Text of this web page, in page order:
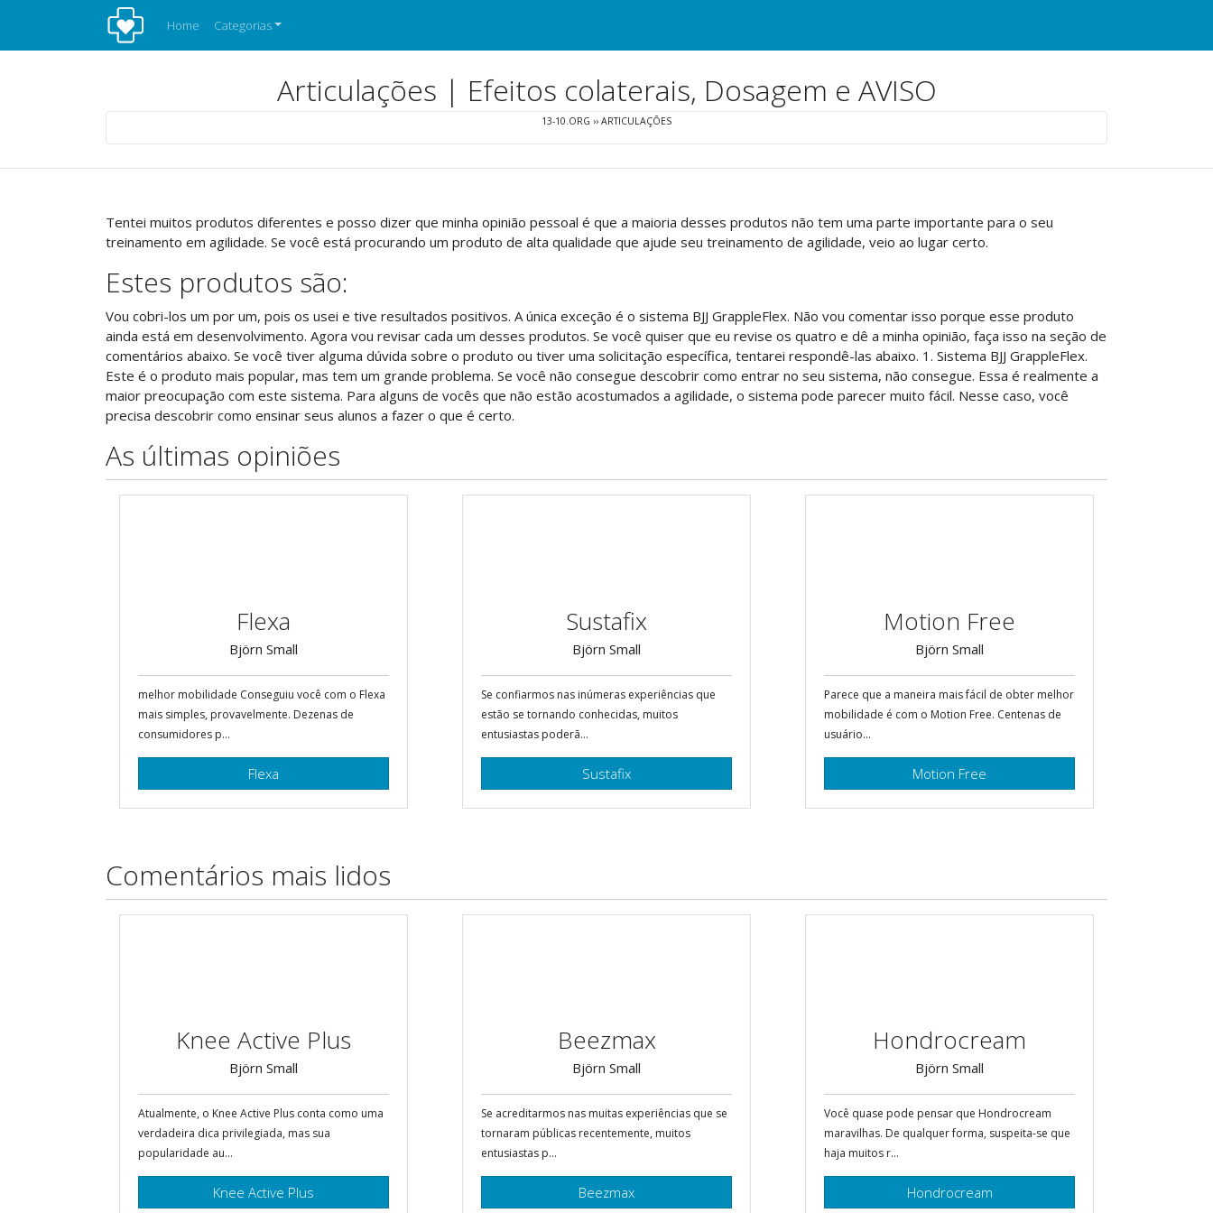
Home Categorias
Articulações | Efeitos colaterais, Dosagem e AVISO
13-10.ORG ›› ARTICULAÇÕES
Tentei muitos produtos diferentes e posso dizer que minha opinião pessoal é que a maioria desses produtos não tem uma parte importante para o seu
treinamento em agilidade. Se você está procurando um produto de alta qualidade que ajude seu treinamento de agilidade, veio ao lugar certo.
Estes produtos são:
Vou cobri-los um por um, pois os usei e tive resultados positivos. A única exceção é o sistema BJJ GrappleFlex. Não vou comentar isso porque esse produto
ainda está em desenvolvimento. Agora vou revisar cada um desses produtos. Se você quiser que eu revise os quatro e dê a minha opinião, faça isso na seção de
comentários abaixo. Se você tiver alguma dúvida sobre o produto ou tiver uma solicitação específica, tentarei respondê-las abaixo. 1. Sistema BJJ GrappleFlex.
Este é o produto mais popular, mas tem um grande problema. Se você não consegue descobrir como entrar no seu sistema, não consegue. Essa é realmente a
maior preocupação com este sistema. Para alguns de vocês que não estão acostumados a agilidade, o sistema pode parecer muito fácil. Nesse caso, você
precisa descobrir como ensinar seus alunos a fazer o que é certo.
As últimas opiniões
Flexa
Björn Small
melhor mobilidade Conseguiu você com o Flexa
mais simples, provavelmente. Dezenas de
consumidores p...
Flexa
Sustafix
Björn Small
Se confiarmos nas inúmeras experiências que
estão se tornando conhecidas, muitos
entusiastas poderã...
Sustafix
Motion Free
Björn Small
Parece que a maneira mais fácil de obter melhor
mobilidade é com o Motion Free. Centenas de
usuário...
Motion Free
Comentários mais lidos
Knee Active Plus
Björn Small
Atualmente, o Knee Active Plus conta como uma
verdadeira dica privilegiada, mas sua
popularidade au...
Knee Active Plus
Beezmax
Björn Small
Se acreditarmos nas muitas experiências que se
tornaram públicas recentemente, muitos
entusiastas p...
Beezmax
Hondrocream
Björn Small
Você quase pode pensar que Hondrocream
maravilhas. De qualquer forma, suspeita-se que
haja muitos r...
Hondrocream